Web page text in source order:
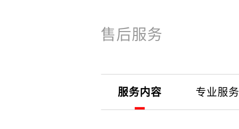
售后服务
服务内容 专业服务